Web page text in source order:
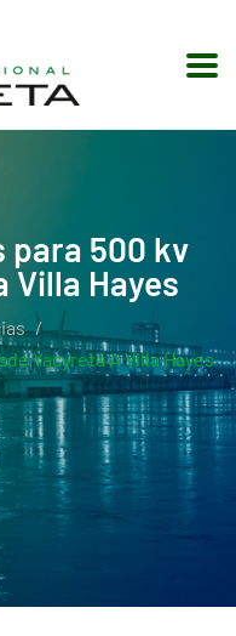
para 500 kv
Villa Hayes
Yacyretá A Villa Hayes